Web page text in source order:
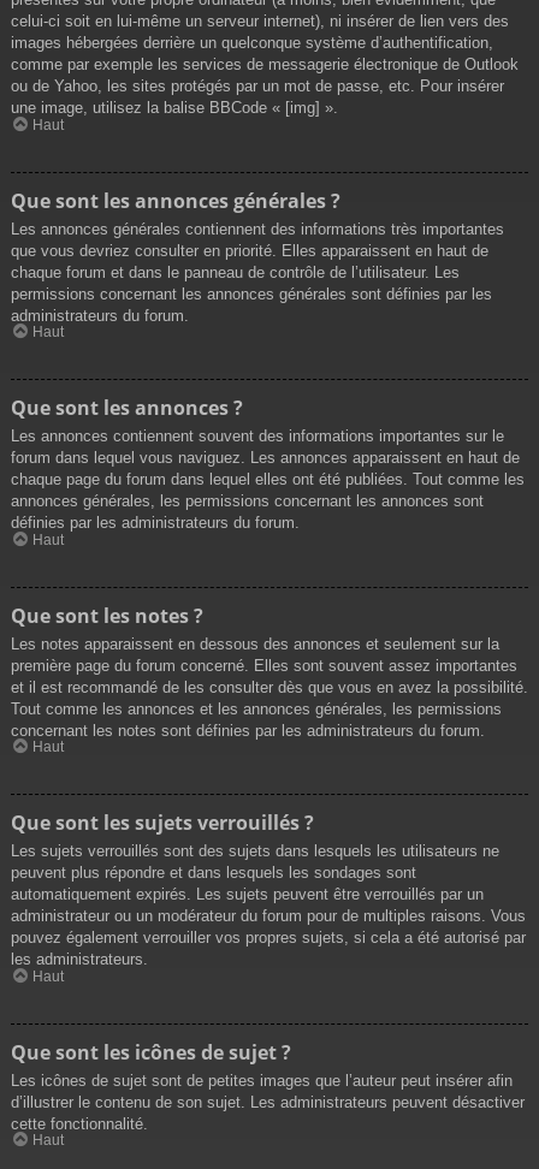
celui-ci soit en lui-même un serveur internet), ni insérer de lien vers des
images hébergées derrière un quelconque système d’authentification,
comme par exemple les services de messagerie électronique de Outlook
ou de Yahoo, les sites protégés par un mot de passe, etc. Pour insérer
une image, utilisez la balise BBCode « [img] ».
Haut
Que sont les annonces générales ?
Les annonces générales contiennent des informations très importantes
que vous devriez consulter en priorité. Elles apparaissent en haut de
chaque forum et dans le panneau de contrôle de l’utilisateur. Les
permissions concernant les annonces générales sont définies par les
administrateurs du forum.
Haut
Que sont les annonces ?
Les annonces contiennent souvent des informations importantes sur le
forum dans lequel vous naviguez. Les annonces apparaissent en haut de
chaque page du forum dans lequel elles ont été publiées. Tout comme les
annonces générales, les permissions concernant les annonces sont
définies par les administrateurs du forum.
Haut
Que sont les notes ?
Les notes apparaissent en dessous des annonces et seulement sur la
première page du forum concerné. Elles sont souvent assez importantes
et il est recommandé de les consulter dès que vous en avez la possibilité.
Tout comme les annonces et les annonces générales, les permissions
concernant les notes sont définies par les administrateurs du forum.
Haut
Que sont les sujets verrouillés ?
Les sujets verrouillés sont des sujets dans lesquels les utilisateurs ne
peuvent plus répondre et dans lesquels les sondages sont
automatiquement expirés. Les sujets peuvent être verrouillés par un
administrateur ou un modérateur du forum pour de multiples raisons. Vous
pouvez également verrouiller vos propres sujets, si cela a été autorisé par
les administrateurs.
Haut
Que sont les icônes de sujet ?
Les icônes de sujet sont de petites images que l’auteur peut insérer afin
d’illustrer le contenu de son sujet. Les administrateurs peuvent désactiver
cette fonctionnalité.
Haut